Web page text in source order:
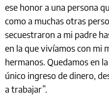
ese honor a una persona
como a muchas otras
secuestraron a mi padre
en la que vivíamos con mi
hermanos. Quedamos en
único ingreso de dinero,
a trabajar”.